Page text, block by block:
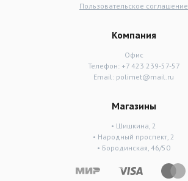
Пользовательское соглашение
Компания
Офис
Телефон: +7 423 239-57-57
Email: polimet@mail.ru
Магазины
• Шишкина, 2
• Народный проспект, 2
• Бородинская, 46/50